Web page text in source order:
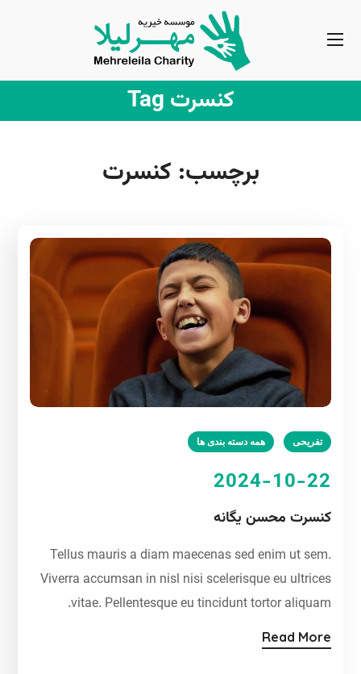
کنسرت Tag
برچسب: کنسرت
تفریحی همه دسته بندی ها
2024-10-22
کنسرت محسن یگانه
Tellus mauris a diam maecenas sed enim ut sem.
Viverra accumsan in nisl nisi scelerisque eu ultrices
vitae. Pellentesque eu tincidunt tortor aliquam.
Read More